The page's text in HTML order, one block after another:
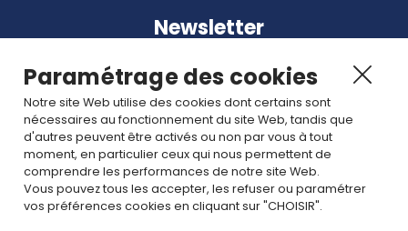
Newsletter
Abonnez-vous à nos dernières nouvelles et articles.
Rejoignez nous
Paramétrage des cookies
Notre site Web utilise des cookies dont certains sont
nécessaires au fonctionnement du site Web, tandis que
d'autres peuvent être activés ou non par vous à tout
moment, en particulier ceux qui nous permettent de
comprendre les performances de notre site Web.
Vous pouvez tous les accepter, les refuser ou paramétrer
vos préférences cookies en cliquant sur "CHOISIR".